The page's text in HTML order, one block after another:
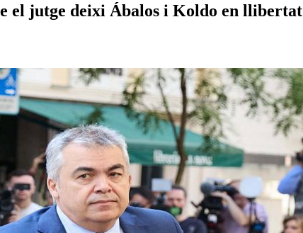
el jutge deixi Ábalos i Koldo en llibertat